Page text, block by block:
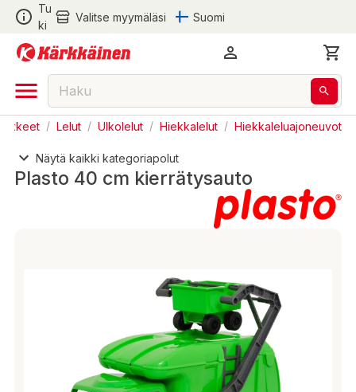
Tu
ki
Valitse myymäläsi Suomi
/ Lelut / Ulkolelut / Hiekkalelut / Hiekkaleluajoneuvot
Näytä kaikki kategoriapolut
Plasto 40 cm kierrätysauto